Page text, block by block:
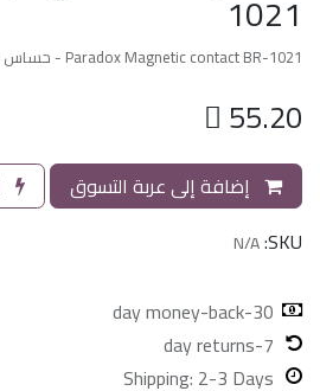
1021
Paradox Magnetic contact BR-1021 - حساس مغناطيسي بارادوكس
55.20
إضافة إلى عربة التسوق
SKU:
N/A
30-day money-back
7-day returns
Shipping: 2-3 Days